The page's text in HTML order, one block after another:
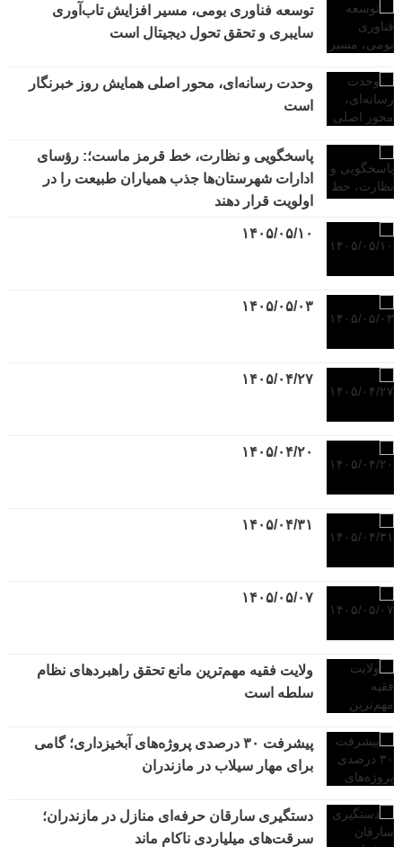
توسعه فناوری بومی، مسیر افزایش تاب‌آوری
سایبری و تحقق تحول دیجیتال است
وحدت رسانه‌ای، محور اصلی همایش روز خبرنگار
است
پاسخگویی و نظارت، خط قرمز ماست؛: رؤسای
ادارات شهرستان‌ها جذب همیاران طبیعت را در
اولویت قرار دهند
۱۴۰۵/۰۵/۱۰
۱۴۰۵/۰۵/۰۳
۱۴۰۵/۰۴/۲۷
۱۴۰۵/۰۴/۲۰
۱۴۰۵/۰۴/۳۱
۱۴۰۵/۰۵/۰۷
ولایت فقیه مهم‌ترین مانع تحقق راهبردهای نظام
سلطه است
پیشرفت ۳۰ درصدی پروژه‌های آبخیزداری؛ گامی
برای مهار سیلاب در مازندران
دستگیری سارقان حرفه‌ای منازل در مازندران؛
سرقت‌های میلیاردی ناکام ماند